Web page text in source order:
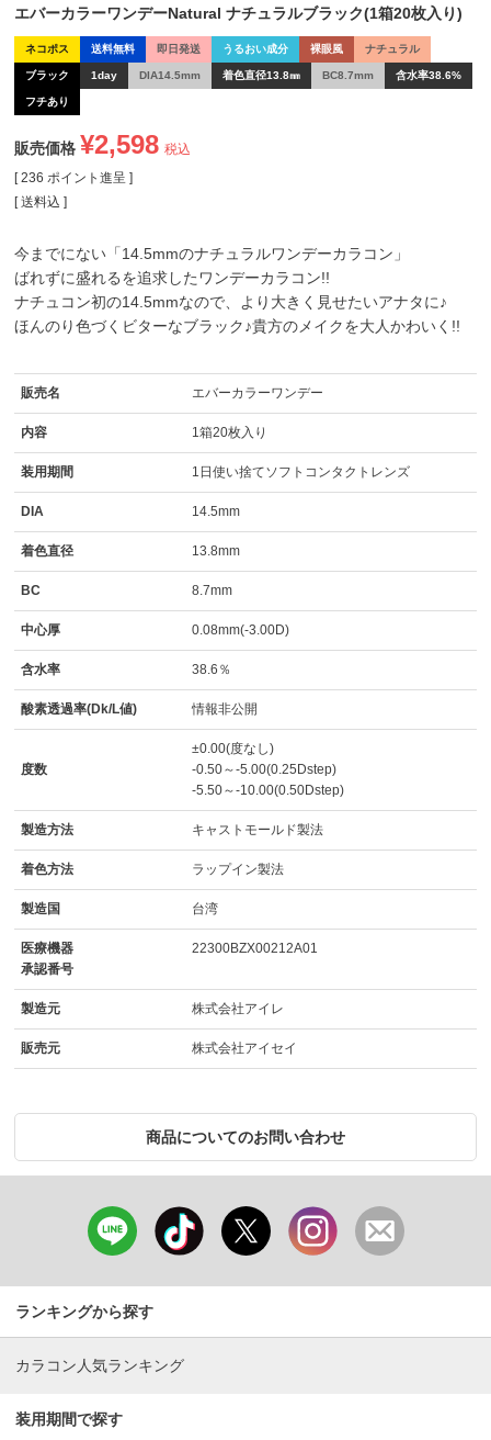
エバーカラーワンデーNatural ナチュラルブラック(1箱20枚入り)
ネコポス 送料無料 即日発送 うるおい成分 裸眼風 ナチュラル
ブラック 1day DIA14.5mm 着色直径13.8㎜ BC8.7mm 含水率38.6%
フチあり
販売価格 ¥2,598 税込
[ 236 ポイント進呈 ]
送料込
今までにない「14.5mmのナチュラルワンデーカラコン」
ばれずに盛れるを追求したワンデーカラコン!!
ナチュコン初の14.5mmなので、より大きく見せたいアナタに♪
ほんのり色づくビターなブラック♪貴方のメイクを大人かわいく!!
販売名 エバーカラーワンデー
内容 1箱20枚入り
装用期間 1日使い捨てソフトコンタクトレンズ
DIA 14.5mm
着色直径 13.8mm
BC 8.7mm
中心厚 0.08mm(-3.00D)
含水率 38.6％
酸素透過率(Dk/L値) 情報非公開
度数
±0.00(度なし)
-0.50～-5.00(0.25Dstep)
-5.50～-10.00(0.50Dstep)
製造方法 キャストモールド製法
着色方法 ラップイン製法
製造国 台湾
医療機器
承認番号
22300BZX00212A01
製造元 株式会社アイレ
販売元 株式会社アイセイ
商品についてのお問い合わせ
ランキングから探す
カラコン人気ランキング
装用期間で探す